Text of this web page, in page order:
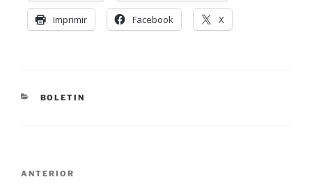
Imprimir Facebook X
BOLETIN
ANTERIOR